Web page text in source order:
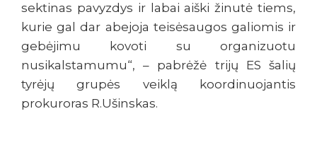
sektinas pavyzdys ir labai aiški žinutė tiems,
kurie gal dar abejoja teisėsaugos galiomis ir
gebėjimu kovoti su organizuotu
nusikalstamumu“, – pabrėžė trijų ES šalių
tyrėjų grupės veiklą koordinuojantis
prokuroras R.Ušinskas.